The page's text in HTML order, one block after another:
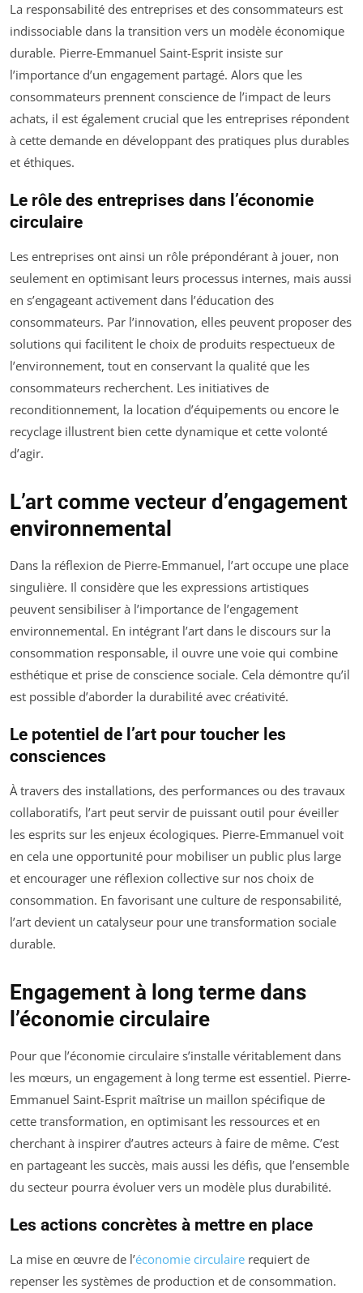
La responsabilité des entreprises et des consommateurs est
indissociable dans la transition vers un modèle économique
durable. Pierre-Emmanuel Saint-Esprit insiste sur
l’importance d’un engagement partagé. Alors que les
consommateurs prennent conscience de l’impact de leurs
achats, il est également crucial que les entreprises répondent
à cette demande en développant des pratiques plus durables
et éthiques.
Le rôle des entreprises dans l’économie
circulaire
Les entreprises ont ainsi un rôle prépondérant à jouer, non
seulement en optimisant leurs processus internes, mais aussi
en s’engageant activement dans l’éducation des
consommateurs. Par l’innovation, elles peuvent proposer des
solutions qui facilitent le choix de produits respectueux de
l’environnement, tout en conservant la qualité que les
consommateurs recherchent. Les initiatives de
reconditionnement, la location d’équipements ou encore le
recyclage illustrent bien cette dynamique et cette volonté
d’agir.
L’art comme vecteur d’engagement
environnemental
Dans la réflexion de Pierre-Emmanuel, l’art occupe une place
singulière. Il considère que les expressions artistiques
peuvent sensibiliser à l’importance de l’engagement
environnemental. En intégrant l’art dans le discours sur la
consommation responsable, il ouvre une voie qui combine
esthétique et prise de conscience sociale. Cela démontre qu’il
est possible d’aborder la durabilité avec créativité.
Le potentiel de l’art pour toucher les
consciences
À travers des installations, des performances ou des travaux
collaboratifs, l’art peut servir de puissant outil pour éveiller
les esprits sur les enjeux écologiques. Pierre-Emmanuel voit
en cela une opportunité pour mobiliser un public plus large
et encourager une réflexion collective sur nos choix de
consommation. En favorisant une culture de responsabilité,
l’art devient un catalyseur pour une transformation sociale
durable.
Engagement à long terme dans
l’économie circulaire
Pour que l’économie circulaire s’installe véritablement dans
les mœurs, un engagement à long terme est essentiel. Pierre-
Emmanuel Saint-Esprit maîtrise un maillon spécifique de
cette transformation, en optimisant les ressources et en
cherchant à inspirer d’autres acteurs à faire de même. C’est
en partageant les succès, mais aussi les défis, que l’ensemble
du secteur pourra évoluer vers un modèle plus durabilité.
Les actions concrètes à mettre en place
La mise en œuvre de l’économie circulaire requiert de
repenser les systèmes de production et de consommation.